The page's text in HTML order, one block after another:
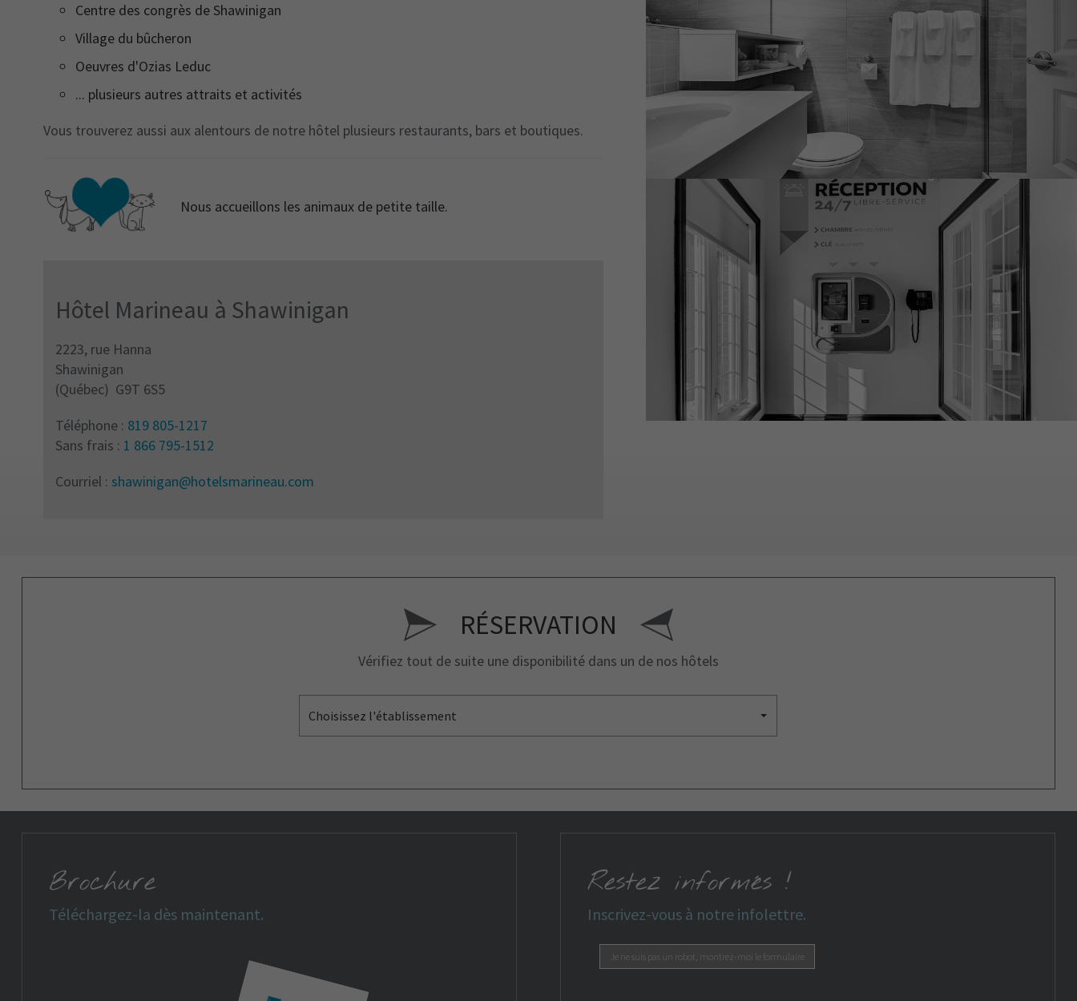
Centre des congrès de Shawinigan
Village du bûcheron
Oeuvres d'Ozias Leduc
... plusieurs autres attraits et activités
Vous trouverez aussi aux alentours de notre hôtel plusieurs restaurants, bars et boutiques.
Nous accueillons les animaux de petite taille.
Hôtel Marineau à Shawinigan
2223, rue Hanna
Shawinigan
(Québec) G9T 6S5
Téléphone : 819 805-1217
Sans frais : 1 866 795-1512
Courriel : shawinigan@hotelsmarineau.com
RÉSERVATION
Vérifiez tout de suite une disponibilité dans un de nos hôtels
Choisissez l'établissement
Brochure
Téléchargez-la dès maintenant.
Restez informés !
Inscrivez-vous à notre infolettre.
Je ne suis pas un robot, montrez-moi le formulaire